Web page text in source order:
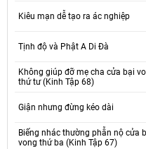
Kiêu mạn dễ tạo ra ác nghiệp
Tịnh độ và Phật A Di Đà
Không giúp đỡ mẹ cha cửa bại
thứ tư (Kinh Tập 68)
Giận nhưng đừng kéo dài
Biếng nhác thường phẫn nộ cửa
vong thứ ba (Kinh Tập 67)